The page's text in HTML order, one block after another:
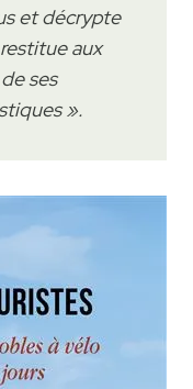
et décrypte
aux
ses
».